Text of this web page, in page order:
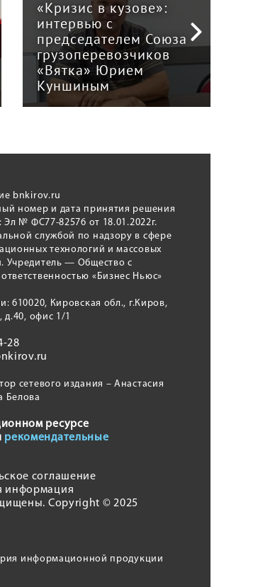
«Кризис в кузове»:
интервью с
председателем Союза
грузоперевозчиков
«Вятка» Юрием
Куншиным
bnkirov.ru
номер и дата принятия решения
Эл № ФС77-82576 от 18.01.2022г.
службой по надзору в сфере
технологий и массовых
Учредитель — Общество с
«Бизнес Ньюс»
610020, Кировская обл., г.Киров,
д.40, офис 1/1
28
сетевого издания – Анастасия
Белова
ресурсе
рекомендательные
соглашение
информация
Copyright © 2025
информационной продукции